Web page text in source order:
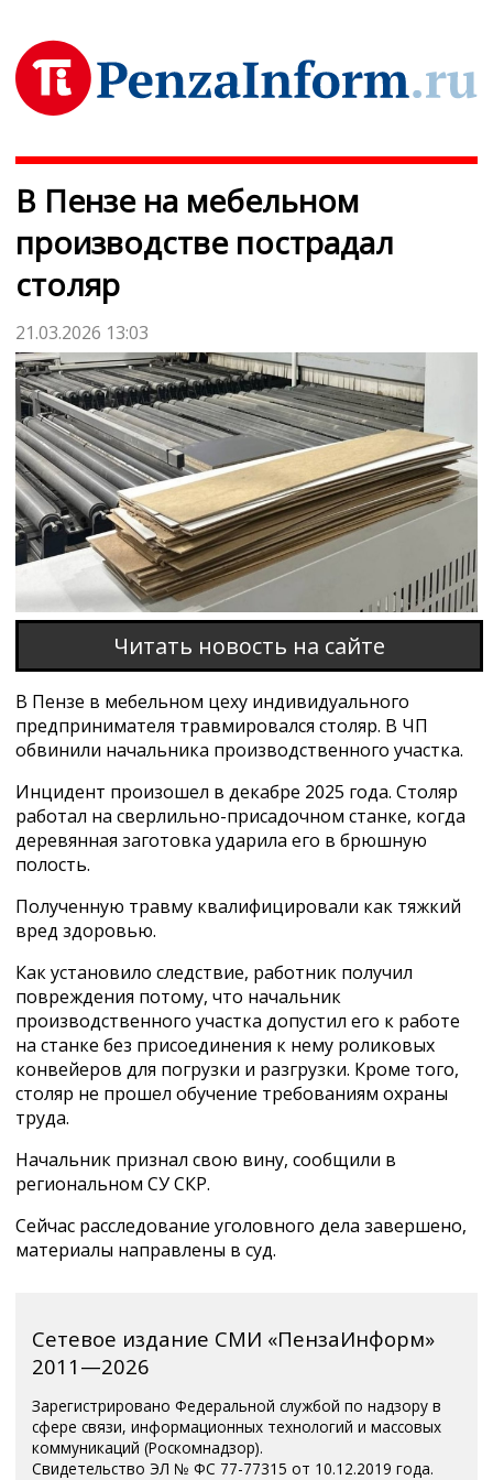
В Пензе на мебельном
производстве пострадал
столяр
21.03.2026 13:03
Читать новость на сайте
В Пензе в мебельном цеху индивидуального
предпринимателя травмировался столяр. В ЧП
обвинили начальника производственного участка.
Инцидент произошел в декабре 2025 года. Столяр
работал на сверлильно-присадочном станке, когда
деревянная заготовка ударила его в брюшную
полость.
Полученную травму квалифицировали как тяжкий
вред здоровью.
Как установило следствие, работник получил
повреждения потому, что начальник
производственного участка допустил его к работе
на станке без присоединения к нему роликовых
конвейеров для погрузки и разгрузки. Кроме того,
столяр не прошел обучение требованиям охраны
труда.
Начальник признал свою вину, сообщили в
региональном СУ СКР.
Сейчас расследование уголовного дела завершено,
материалы направлены в суд.
Сетевое издание СМИ «ПензаИнформ»
2011—2026
Зарегистрировано Федеральной службой по надзору в
сфере связи, информационных технологий и массовых
коммуникаций (Роскомнадзор).
Свидетельство ЭЛ № ФС 77-77315 от 10.12.2019 года.